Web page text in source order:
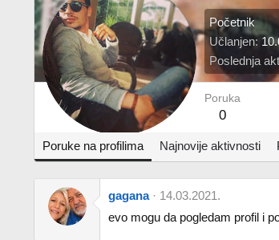
Početnik
Učlanjen
Poslednja
Poruka
0
Poruke na profilima Najnovije aktivnosti
gagana
14.03.2021.
evo mogu da pogledam profil i